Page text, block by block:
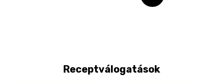
Receptválogatások